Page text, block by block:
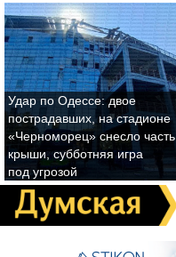
Удар по Одессе: двое
пострадавших, на стадионе
«Черноморец» снесло часть
крыши, субботняя игра
под угрозой